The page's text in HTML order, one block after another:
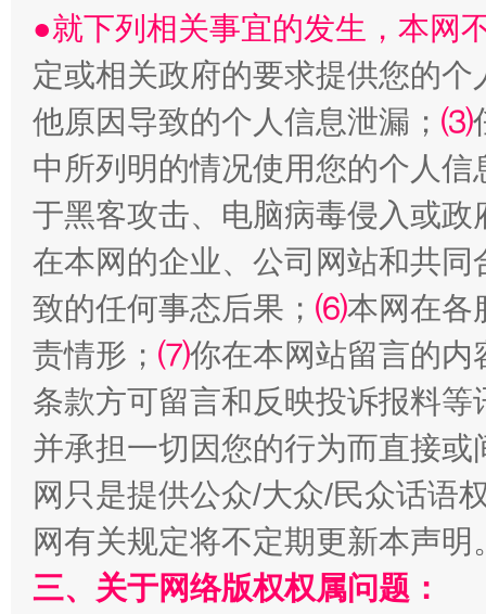
解纷+调解+退费，一次搞定
●就下列相关事宜的发生，本网
定或相关政府的要求提供您的个
他原因导致的个人信息泄漏； ⑶
中所列明的情况使用您的个人
于黑客攻击、电脑病毒侵入或
在本网的企业、公司网站和共
致的任何事态后果； ⑹本网在各
责情形； ⑺你在本网站留言的内
条款方可留言和反映投诉报料
并承担一切因您的行为而直接
网只是提供公众/大众/民众话语
网有关规定将不定期更新本声明
三、关于网络版权权属问题：